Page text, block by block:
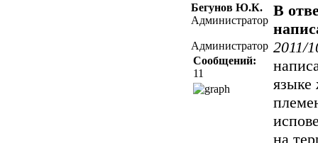
Бегунов Ю.К.
Администратор
Администратор
Сообщений:
11
В
2011/
языке
на